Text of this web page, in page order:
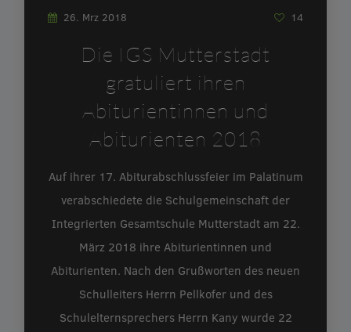
26. Mrz 2018 14
Die IGS Mutterstadt
gratuliert ihren
Abiturientinnen und
Abiturienten 2018
Auf ihrer 17. Abiturabschlussfeier im Palatinum
verabschiedete die Schulgemeinschaft der
Integrierten Gesamtschule Mutterstadt am 22.
März 2018 ihre Abiturientinnen und
Abiturienten. Nach den Grußworten des neuen
Schulleiters Herrn Pellkofer und des
Schulelternsprechers Herrn Kany wurde 22